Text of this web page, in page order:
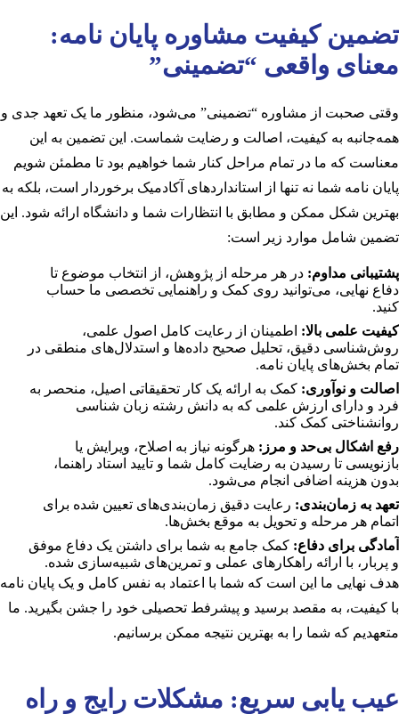
تضمین کیفیت مشاوره پایان نامه:
معنای واقعی “تضمینی”
وقتی صحبت از مشاوره “تضمینی” می‌شود، منظور ما یک تعهد جدی و
همه‌جانبه به کیفیت، اصالت و رضایت شماست. این تضمین به این
معناست که ما در تمام مراحل کنار شما خواهیم بود تا مطمئن شویم
پایان نامه شما نه تنها از استانداردهای آکادمیک برخوردار است، بلکه به
بهترین شکل ممکن و مطابق با انتظارات شما و دانشگاه ارائه شود. این
تضمین شامل موارد زیر است:
پشتیبانی مداوم: در هر مرحله از پژوهش، از انتخاب موضوع تا
دفاع نهایی، می‌توانید روی کمک و راهنمایی تخصصی ما حساب
کنید.
کیفیت علمی بالا: اطمینان از رعایت کامل اصول علمی،
روش‌شناسی دقیق، تحلیل صحیح داده‌ها و استدلال‌های منطقی در
تمام بخش‌های پایان نامه.
اصالت و نوآوری: کمک به ارائه یک کار تحقیقاتی اصیل، منحصر به
فرد و دارای ارزش علمی که به دانش رشته زبان شناسی
روانشناختی کمک کند.
رفع اشکال بی‌حد و مرز: هرگونه نیاز به اصلاح، ویرایش یا
بازنویسی تا رسیدن به رضایت کامل شما و تایید استاد راهنما،
بدون هزینه اضافی انجام می‌شود.
تعهد به زمان‌بندی: رعایت دقیق زمان‌بندی‌های تعیین شده برای
اتمام هر مرحله و تحویل به موقع بخش‌ها.
آمادگی برای دفاع: کمک جامع به شما برای داشتن یک دفاع موفق
و پربار، با ارائه راهکارهای عملی و تمرین‌های شبیه‌سازی شده.
هدف نهایی ما این است که شما با اعتماد به نفس کامل و یک پایان نامه
با کیفیت، به مقصد برسید و پیشرفط تحصیلی خود را جشن بگیرید. ما
متعهدیم که شما را به بهترین نتیجه ممکن برسانیم.
عیب یابی سریع: مشکلات رایج و راه